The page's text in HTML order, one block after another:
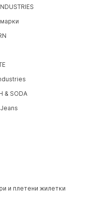
& SODA
и плетени жилетки